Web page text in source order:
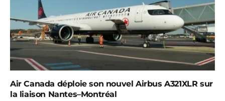
Air Canada déploie son nouvel Airbus A321XLR sur
la liaison Nantes–Montréal